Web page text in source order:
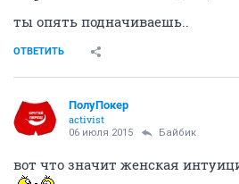
ты опять подначиваешь..
ОТВЕТИТЬ
ПолуПокер
activist
06 июля 2015 Байбик
вот что значит женская